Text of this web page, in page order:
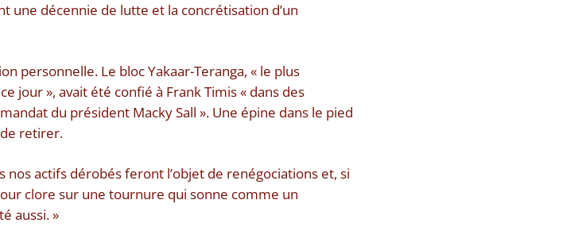
une décennie de lutte et la concrétisation d’un
personnelle. Le bloc Yakaar-Teranga, « le plus
jour », avait été confié à Frank Timis « dans des
du président Macky Sall ». Une épine dans le pied
retirer.
nos actifs dérobés feront l’objet de renégociations et, si
clore sur une tournure qui sonne comme un
aussi. »